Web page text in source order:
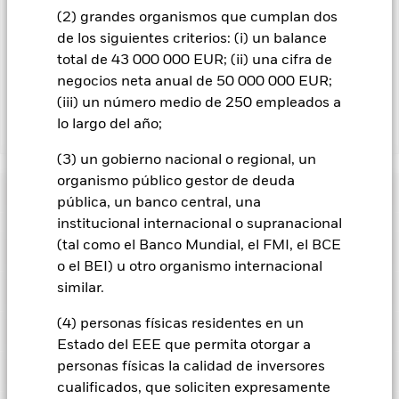
(2) grandes organismos que cumplan dos
de los siguientes criterios: (i) un balance
total de 43 000 000 EUR; (ii) una cifra de
negocios neta anual de 50 000 000 EUR;
(iii) un número medio de 250 empleados a
lo largo del año;
(3) un gobierno nacional o regional, un
organismo público gestor de deuda
pública, un banco central, una
institucional internacional o supranacional
(tal como el Banco Mundial, el FMI, el BCE
o el BEI) u otro organismo internacional
similar.
(4) personas físicas residentes en un
Estado del EEE que permita otorgar a
personas físicas la calidad de inversores
cualificados, que soliciten expresamente
recibirá por BlackRock en calidad de agente de préstamo de
valores. Debido a que el reparto de los ingresos por préstamos
de valores no incrementa los costes de funcionamiento del
Fondo, esto ha quedado excluido de los gastos corrientes.
BGF Dynamic High Income Fund
Rentabilidad
Gráfico de rendimiento
Ver gráfico completo
Distribución
impagos de los emisores tendrán un impacto significativo en
la rentabilidad de los títulos de renta fija. Las rebajas de la
variable y los títulos relacionados con la renta variable se
puede ver afectado por los movimientos diarios del mercado
bursátil. Entre otros factores que influyen están los
acontecimientos políticos, las noticias económicas, beneficios
empresariales y los hechos societarios de importancia.
Datos clave
a 07 ago 2026
Fecha de lanzamiento del
06 feb 2018
Divisa base
Características del Fondo
Número de posiciones
Desviación típica (3 años)
Indicador de riesgo
Posiciones